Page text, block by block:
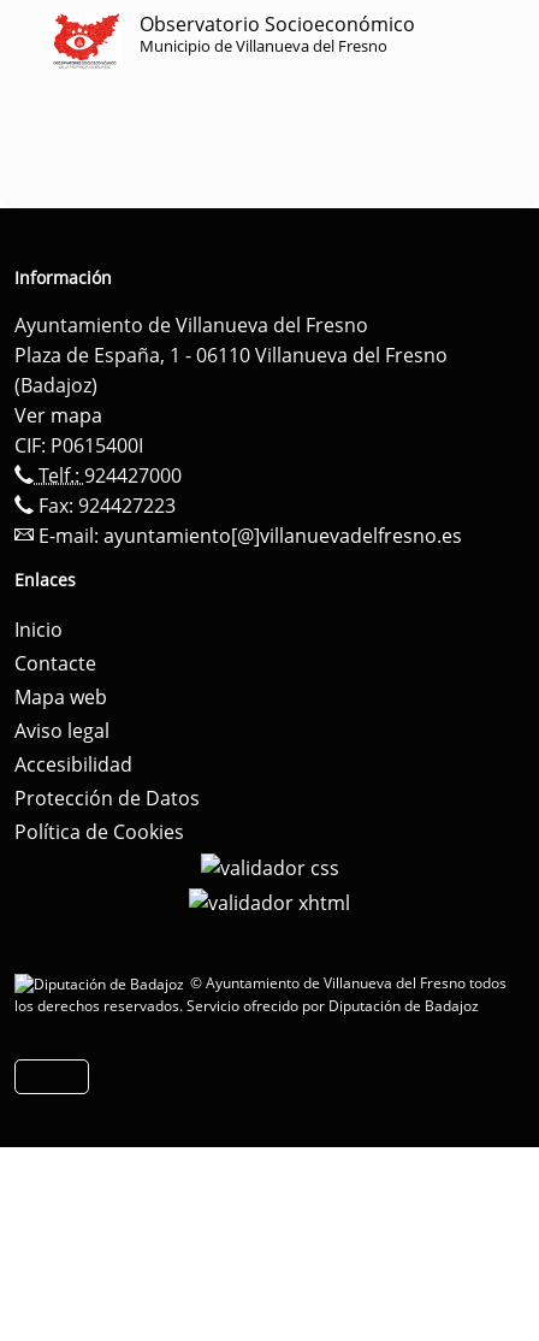
Observatorio Socioeconómico
Municipio de Villanueva del Fresno
Información
Ayuntamiento de Villanueva del Fresno
Plaza de España, 1 - 06110 Villanueva del Fresno
(Badajoz)
Ver mapa
CIF: P0615400I
Telf.: 924427000
Fax: 924427223
E-mail: ayuntamiento[@]villanuevadelfresno.es
Enlaces
Inicio
Contacte
Mapa web
Aviso legal
Accesibilidad
Protección de Datos
Política de Cookies
© Ayuntamiento de Villanueva del Fresno todos
los derechos reservados.Servicio ofrecido por Diputación de Badajoz